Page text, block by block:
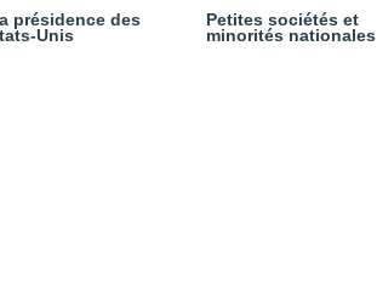
présidence des
Unis
Petites sociétés et
minorités nationales